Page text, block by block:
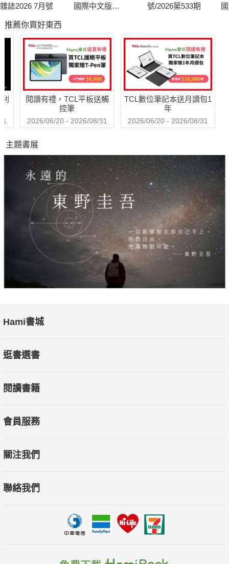
雜誌2026 7月號
國際中文版
號/2026第533期
推薦你買好東西
閱讀有禮，TCL平板送觸
控筆
2026/06/20 - 2026/08/31
TCL數位筆記本送月讀包1
年
2026/06/20 - 2026/08/31
主題書展
Hami書城
逛書選書
閱讀書籍
會員服務
關注我們
聯絡我們